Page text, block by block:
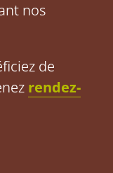
nos
de
rendez-